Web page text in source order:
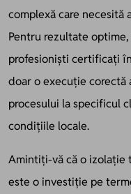
complexă care
Pentru rezultate
profesioniști certificați
doar o execuție corectă
procesului la specificul
condițiile locale.
Amintiți-vă că o izolație
este o investiție pe